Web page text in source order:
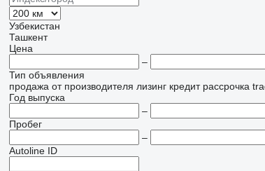
Узбекистан
Ташкент
Цена
–
Тип объявления
продажа от производителя лизинг кредит рассрочка
Год выпуска
–
Пробег
–
Autoline ID